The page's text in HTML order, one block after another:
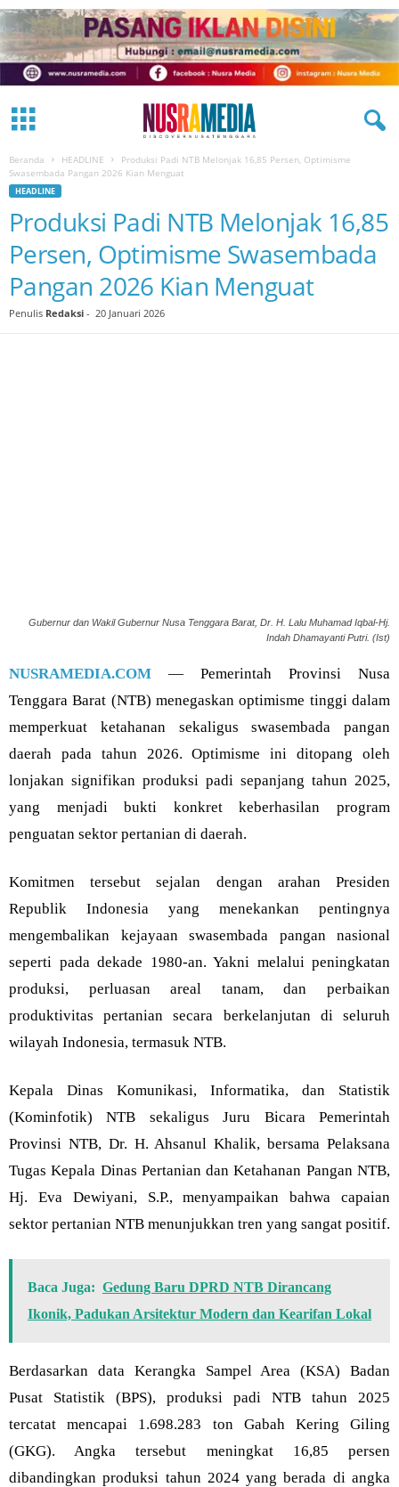
Beranda HEADLINE
Produksi Padi NTB Melonjak 16,85 Persen, Optimisme
Swasembada Pangan 2026 Kian Menguat
HEADLINE
Produksi Padi NTB Melonjak 16,85
Persen, Optimisme Swasembada
Pangan 2026 Kian Menguat
Penulis Redaksi - 20 Januari 2026
Gubernur dan Wakil Gubernur Nusa Tenggara Barat, Dr. H. Lalu Muhamad Iqbal-Hj.
Indah Dhamayanti Putri. (Ist)
NUSRAMEDIA.COM — Pemerintah Provinsi Nusa
Tenggara Barat (NTB) menegaskan optimisme tinggi dalam
memperkuat ketahanan sekaligus swasembada pangan
daerah pada tahun 2026. Optimisme ini ditopang oleh
lonjakan signifikan produksi padi sepanjang tahun 2025,
yang menjadi bukti konkret keberhasilan program
penguatan sektor pertanian di daerah.
Komitmen tersebut sejalan dengan arahan Presiden
Republik Indonesia yang menekankan pentingnya
mengembalikan kejayaan swasembada pangan nasional
seperti pada dekade 1980-an. Yakni melalui peningkatan
produksi, perluasan areal tanam, dan perbaikan
produktivitas pertanian secara berkelanjutan di seluruh
wilayah Indonesia, termasuk NTB.
Kepala Dinas Komunikasi, Informatika, dan Statistik
(Kominfotik) NTB sekaligus Juru Bicara Pemerintah
Provinsi NTB, Dr. H. Ahsanul Khalik, bersama Pelaksana
Tugas Kepala Dinas Pertanian dan Ketahanan Pangan NTB,
Hj. Eva Dewiyani, S.P., menyampaikan bahwa capaian
sektor pertanian NTB menunjukkan tren yang sangat positif.
Baca Juga: Gedung Baru DPRD NTB Dirancang
Ikonik, Padukan Arsitektur Modern dan Kearifan Lokal
Berdasarkan data Kerangka Sampel Area (KSA) Badan
Pusat Statistik (BPS), produksi padi NTB tahun 2025
tercatat mencapai 1.698.283 ton Gabah Kering Giling
(GKG). Angka tersebut meningkat 16,85 persen
dibandingkan produksi tahun 2024 yang berada di angka